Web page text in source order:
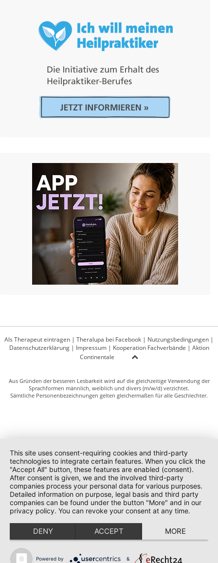
Als Therapeut eintragen | Theralupa bei Facebook | Nutzungsbedingungen |
Datenschutzerklärung| Impressum| Kooperation Fachverbände | Aktion
Continentale
Aus Gründen der besseren Lesbarkeit wird auf die gleichzeitige Verwendung der
Sprachformen männlich, weiblich und divers (m/w/d) verzichtet.
Sämtliche Personenbezeichnungen gelten gleichermaßen für alle Geschlechter.
This site uses consent-requiring cookies and third-party
technologies to integrate certain features. When you click the
"Accept All" button, these features are enabled (consent).
After consent is given, we and the involved third-party
companies process your personal data for various purposes.
Detailed information on purpose, legal basis and third party
companies can be found under the button "More" and in our
privacy policy. You can revoke your consent at any time.
DENY ACCEPT MORE
Powered by &